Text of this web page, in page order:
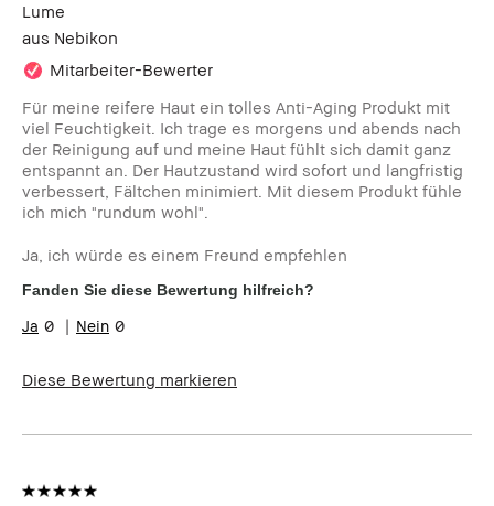
Lume
aus Nebikon
Mitarbeiter-Bewerter
Für meine reifere Haut ein tolles Anti-Aging Produkt mit
viel Feuchtigkeit. Ich trage es morgens und abends nach
der Reinigung auf und meine Haut fühlt sich damit ganz
entspannt an. Der Hautzustand wird sofort und langfristig
verbessert, Fältchen minimiert. Mit diesem Produkt fühle
ich mich "rundum wohl".
Ja, ich würde es einem Freund empfehlen
Fanden Sie diese Bewertung hilfreich?
0 0
Diese Bewertung markieren